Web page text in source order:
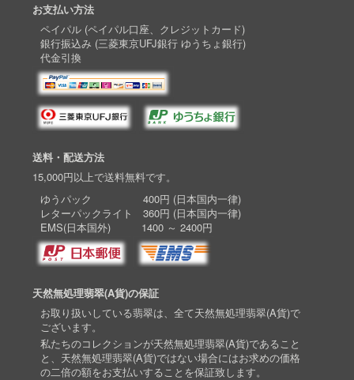
お支払い方法
ペイパル (ペイパル口座、クレジットカード)
銀行振込み (三菱東京UFJ銀行 ゆうちょ銀行)
代金引換
送料・配送方法
15,000円以上で送料無料です。
ゆうパック 400円 (日本国内一律)
レターパックライト 360円 (日本国内一律)
EMS(日本国外) 1400 ～ 2400円
天然無処理翡翠(A貨)の保証
お取り扱いしている翡翠は、全て天然無処理翡翠(A貨)で
ございます。
私たちのコレクションが天然無処理翡翠(A貨)であること
と、天然無処理翡翠(A貨)ではない場合にはお求めの価格
の二倍の額をお支払いすることを保証致します。